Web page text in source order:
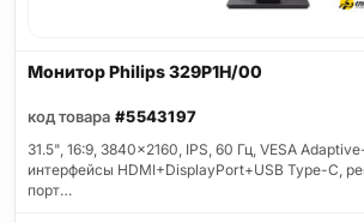
Монитор Philips 329P1H/00
код товара #5543197
31.5", 16:9, 3840x2160, IPS, 60 Гц, VESA
интерфейсы HDMI+DisplayPort+USB Type-C,
порт…